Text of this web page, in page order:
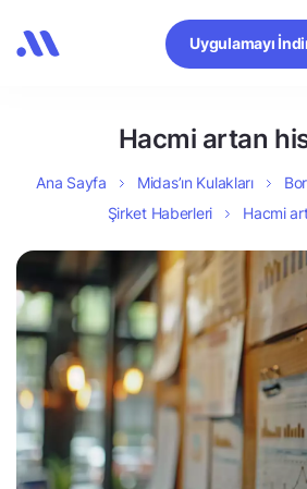
Uygulamayı
Hacmi artan
Ana Sayfa Midas’ın Kulakları
Şirket Haberleri
Hacmi